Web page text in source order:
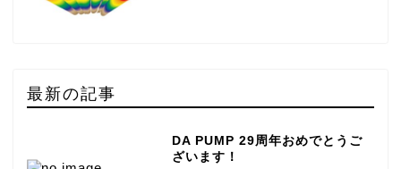
最新の記事
DA PUMP 29周年おめでとうご
ざいます！